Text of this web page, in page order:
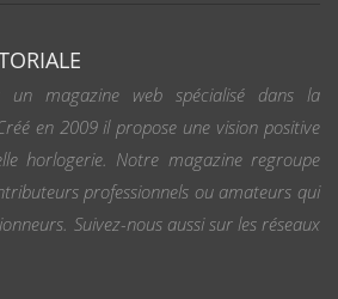
un magazine web spécialisé dans la
en 2009 il propose une vision positive
horlogerie. Notre magazine regroupe
professionnels ou amateurs qui
Suivez-nous aussi sur les réseaux